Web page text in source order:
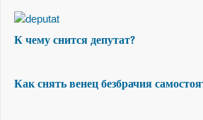
К чему снится депутат?
Как снять венец безбрачия